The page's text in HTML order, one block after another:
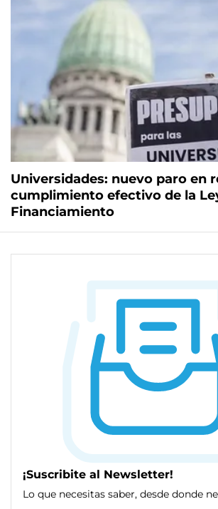
Universidades: nuevo paro en
cumplimiento efectivo de la
Financiamiento
¡Suscribite al Newsletter!
Lo que necesitas saber, desde donde